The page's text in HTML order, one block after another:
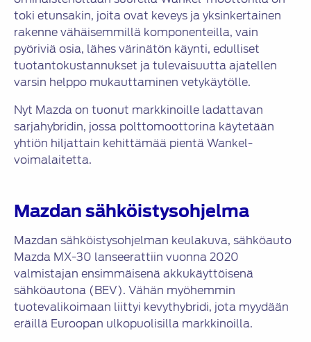
toki etunsakin, joita ovat keveys ja yksinkertainen
rakenne vähäisemmillä komponenteilla, vain
pyöriviä osia, lähes värinätön käynti, edulliset
tuotantokustannukset ja tulevaisuutta ajatellen
varsin helppo mukauttaminen vetykäytölle.
Nyt Mazda on tuonut markkinoille ladattavan
sarjahybridin, jossa polttomoottorina käytetään
yhtiön hiljattain kehittämää pientä Wankel-
voimalaitetta.
Mazdan sähköistysohjelma
Mazdan sähköistysohjelman keulakuva, sähköauto
Mazda MX-30 lanseerattiin vuonna 2020
valmistajan ensimmäisenä akkukäyttöisenä
sähköautona (BEV). Vähän myöhemmin
tuotevalikoimaan liittyi kevythybridi, jota myydään
eräillä Euroopan ulkopuolisilla markkinoilla.